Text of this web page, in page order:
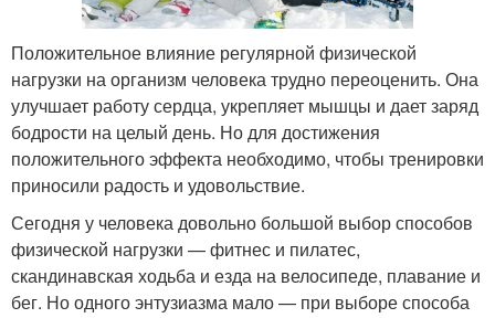
Положительное влияние регулярной физической
нагрузки на организм человека трудно переоценить. Она
улучшает работу сердца, укрепляет мышцы и дает заряд
бодрости на целый день. Но для достижения
положительного эффекта необходимо, чтобы тренировки
приносили радость и удовольствие.
Сегодня у человека довольно большой выбор способов
физической нагрузки — фитнес и пилатес,
скандинавская ходьба и езда на велосипеде, плавание и
бег. Но одного энтузиазма мало — при выборе способа